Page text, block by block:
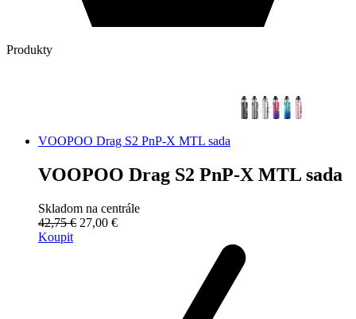
Produkty
VOOPOO Drag S2 PnP-X MTL sada
VOOPOO Drag S2 PnP-X MTL sada
Skladom na centrále
42,75 € 27,00 €
Koupit